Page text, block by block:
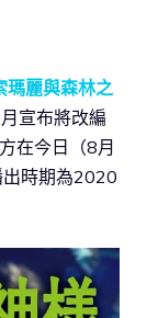
瑪麗與森林之
宣布將改編
在今日（8月
時期為2020